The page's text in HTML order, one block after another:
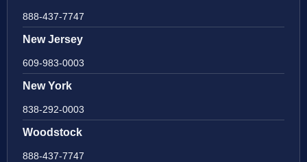
888-437-7747
New Jersey
609-983-0003
New York
838-292-0003
Woodstock
888-437-7747